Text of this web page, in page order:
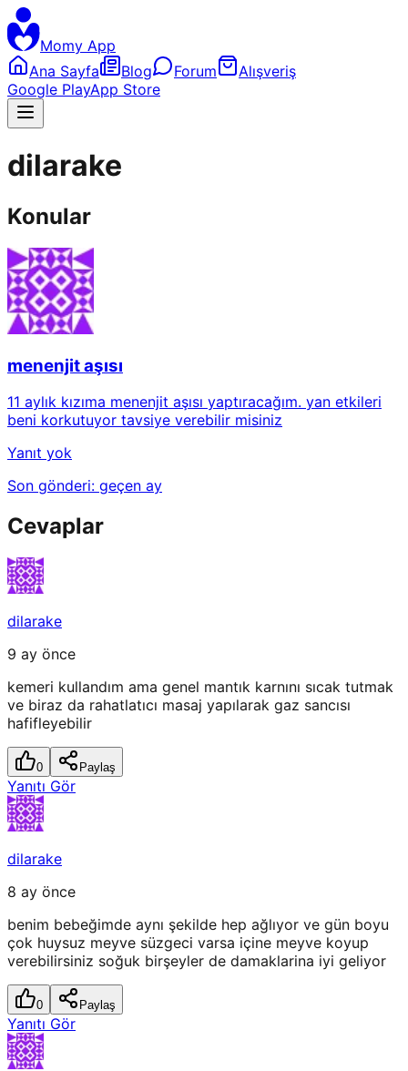
Momy App
Ana Sayfa
Blog Forum
Alışveriş
Google PlayApp Store
dilarake
Konular
menenjit aşısı
11 aylık kızıma menenjit aşısı yaptıracağım. yan etkileri
beni korkutuyor tavsiye verebilir misiniz
Yanıt yok
Son gönderi: geçen ay
Cevaplar
dilarake
9 ay önce
kemeri kullandım ama genel mantık karnını sıcak tutmak
ve biraz da rahatlatıcı masaj yapılarak gaz sancısı
hafifleyebilir
0 Paylaş
Yanıtı Gör
dilarake
8 ay önce
benim bebeğimde aynı şekilde hep ağlıyor ve gün boyu
çok huysuz meyve süzgeci varsa içine meyve koyup
verebilirsiniz soğuk birşeyler de damaklarina iyi geliyor
0 Paylaş
Yanıtı Gör